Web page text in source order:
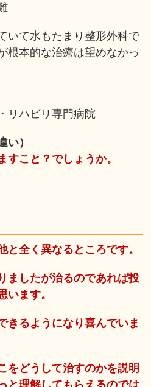
いて水もたまり整形外科で
根本的な治療は望めなかっ
リハビリ専門病院
い）
すこと？でしょうか。
と全く異なるところです。
ましたが治るのであれば投
います。
きるようになり喜んでいま
をどうして治すのかを説明
と理解してもらえるのでは